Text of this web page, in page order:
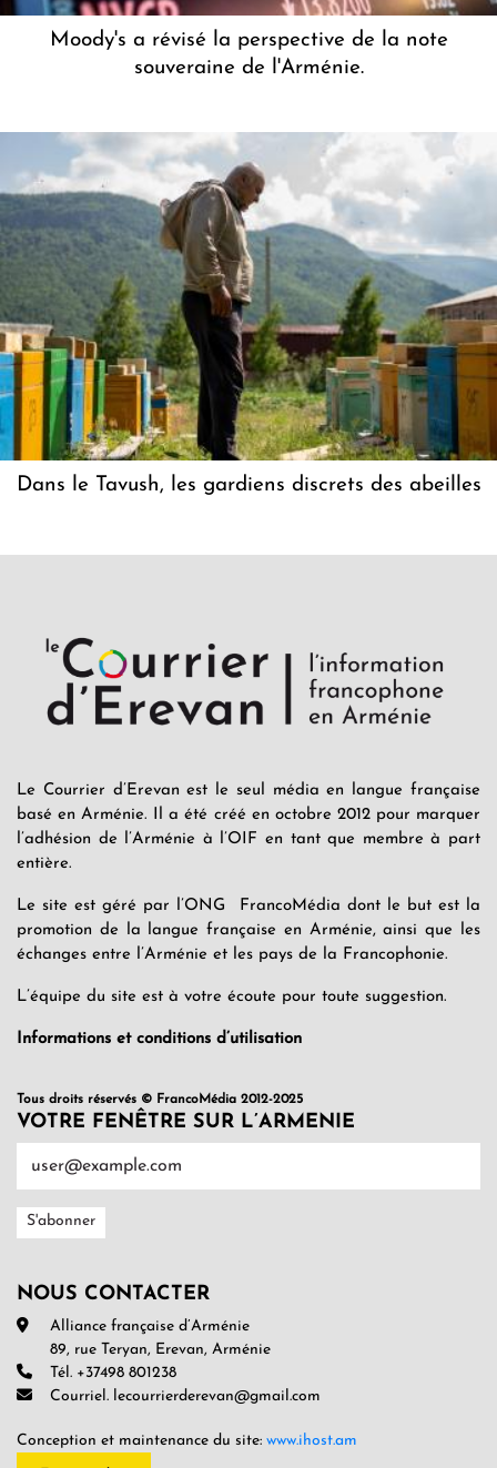
Moody's a révisé la perspective de la note
souveraine de l'Arménie.
Dans le Tavush, les gardiens discrets des abeilles
Le Courrier d’Erevan est le seul média en langue française
basé en Arménie. Il a été créé en octobre 2012 pour marquer
l’adhésion de l’Arménie à l’OIF en tant que membre à part
entière.
Le site est géré par l’ONG FrancoMédia dont le but est la
promotion de la langue française en Arménie, ainsi que les
échanges entre l’Arménie et les pays de la Francophonie.
L’équipe du site est à votre écoute pour toute suggestion.
Informations et conditions d’utilisation
Tous droits réservés © FrancoMédia 2012-2025
VOTRE FENÊTRE SUR L’ARMENIE
NOUS CONTACTER
Alliance française d’Arménie
89, rue Teryan, Erevan, Arménie
Tél. +37498 801238
Courriel. lecourrierderevan@gmail.com
Conception et maintenance du site: www.ihost.am